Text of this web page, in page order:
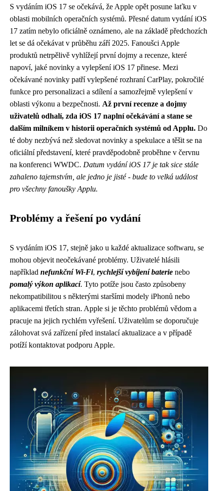
S vydáním iOS 17 se očekává, že Apple opět posune laťku v
oblasti mobilních operačních systémů. Přesné datum vydání iOS
17 zatím nebylo oficiálně oznámeno, ale na základě předchozích
let se dá očekávat v průběhu září 2025. Fanoušci Apple
produktů netrpělivě vyhlížejí první dojmy a recenze, které
napoví, jaké novinky a vylepšení iOS 17 přinese. Mezi
očekávané novinky patří vylepšené rozhraní CarPlay, pokročilé
funkce pro personalizaci a sdílení a samozřejmě vylepšení v
oblasti výkonu a bezpečnosti. Až první recenze a dojmy
uživatelů odhalí, zda iOS 17 naplní očekávání a stane se
dalším milníkem v historii operačních systémů od Applu. Do
té doby nezbývá než sledovat novinky a spekulace a těšit se na
oficiální představení, které pravděpodobně proběhne v červnu
na konferenci WWDC. Datum vydání iOS 17 je tak sice stále
zahaleno tajemstvím, ale jedno je jisté - bude to velká událost
pro všechny fanoušky Applu.
Problémy a řešení po vydání
S vydáním iOS 17, stejně jako u každé aktualizace softwaru, se
mohou objevit neočekávané problémy. Uživatelé hlásili
například nefunkční Wi-Fi, rychlejší vybíjení baterie nebo
pomalý výkon aplikací. Tyto potíže jsou často způsobeny
nekompatibilitou s některými staršími modely iPhonů nebo
aplikacemi třetích stran. Apple si je těchto problémů vědom a
pracuje na jejich rychlém vyřešení. Uživatelům se doporučuje
zálohovat svá zařízení před instalací aktualizace a v případě
potíží kontaktovat podporu Apple.